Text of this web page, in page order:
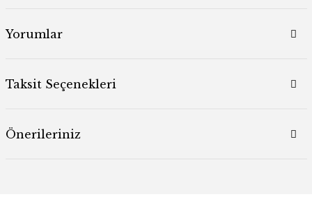
Yorumlar
Taksit Seçenekleri
Önerileriniz